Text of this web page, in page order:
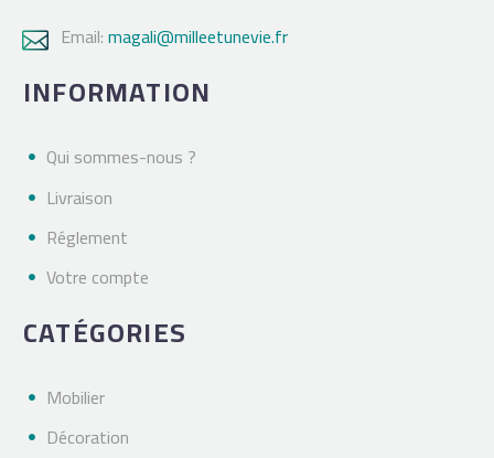
 Email:magali@milleetunevie.fr
INFORMATION
Qui sommes-nous ?
Livraison
Réglement
Votre compte
CATÉGORIES
Mobilier
Décoration